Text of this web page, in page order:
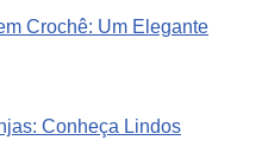
Crochê: Um Elegante
Conheça Lindos